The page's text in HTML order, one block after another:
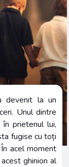
devenit la un
Unul dintre
prietenul lui,
fugise cu toți
acel moment
ghinion al